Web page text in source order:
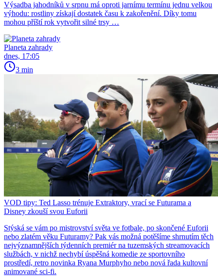
Výsadba jahodníků v srpnu má oproti jarnímu termínu jednu velkou
výhodu: rostliny získají dostatek času k zakořenění. Díky tomu
mohou příští rok vytvořit silné trsy …
Planeta zahrady
dnes, 17:05
3 min
VOD tipy: Ted Lasso trénuje Extraktory, vrací se Futurama a
Disney zkouší svou Euforii
Stýská se vám po mistrovství světa ve fotbale, po skončené Euforii
nebo zlatém věku Futuramy? Pak vás možná potěšíme shrnutím těch
nejvýznamnějších týdenních premiér na tuzemských streamovacích
službách, v nichž nechybí úspěšná komedie ze sportovního
prostředí, retro novinka Ryana Murphyho nebo nová řada kultovní
animované sci-fi.